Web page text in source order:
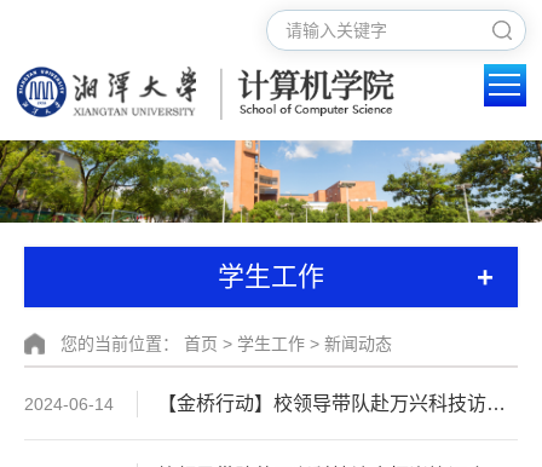
学生工作 +
您的当前位置： 首页 > 学生工作 > 新闻动态
2024-06-14 【金桥行动】校领导带队赴万兴科技访企拓岗签订合作协议